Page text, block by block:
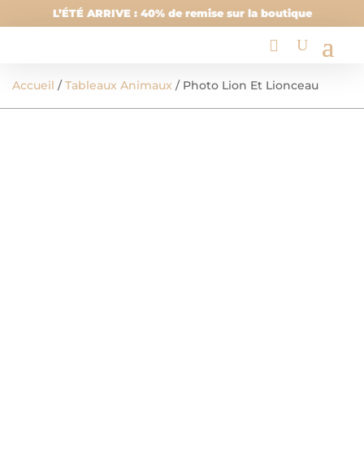
L’ÉTÉ ARRIVE : 40% de remise sur la boutique
Accueil /Tableaux Animaux / Photo Lion Et Lionceau